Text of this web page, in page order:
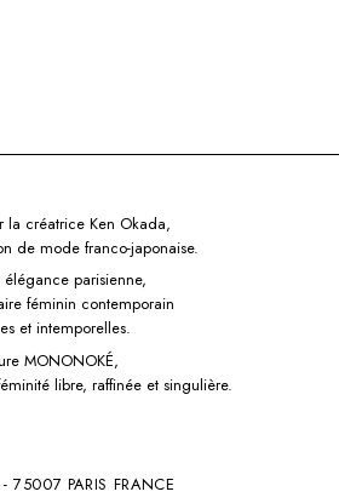
la créatrice Ken Okada,
de mode franco-japonaise.
parisienne,
féminin contemporain
et intemporelles.
MONONOKÉ,
libre, raffinée et singulière.
75007 PARIS FRANCE